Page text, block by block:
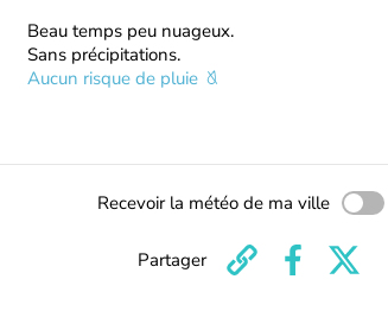
Beau temps peu nuageux.
Sans précipitations.
Aucun risque de pluie
Recevoir la météo de ma ville
Partager